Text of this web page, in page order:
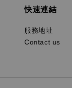
快速連結
服務地址
Contact us